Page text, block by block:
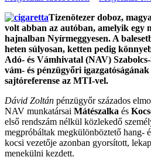
Tizenötezer doboz,
volt abban az autóban, amelyik egy
hajnalban Nyírmeggyesen. A
heten súlyosan, ketten pedig
Adó- és Vámhivatal (NAV)
vám- és pénzügyőri
sajtóreferense az MTI-vel.
Dávid Zoltán pénzügyőr százados
NAV munkatársai Mátészalka és
első rendszám nélkül közlekedő
megpróbáltak megkülönböztető hang-
kocsi vezetője azonban gyorsított,
menekülni kezdett.